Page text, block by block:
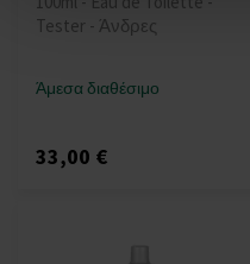
Tester - Άνδρες
Άμεσα διαθέσιμο
33,00 €